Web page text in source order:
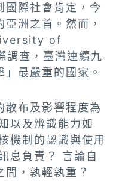
國際社會肯定，今
洲之首。然而，
of
查，臺灣連續九
最嚴重的國家。
散布及影響程度為
以及辨識能力如
機制的認識與使用
息負責？ 言論自
間，孰輕孰重？